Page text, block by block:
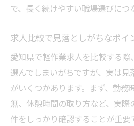
で、長く続けやすい職場選びにつ
求人比較で見落としがちなポイ
愛知県で軽作業求人を比較する
選んでしまいがちですが、実は見
がいくつかあります。まず、勤務
無、休憩時間の取り方など、実
件をしっかり確認することが重